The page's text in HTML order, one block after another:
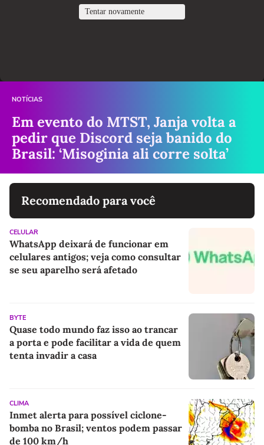
NOTÍCIAS
Em evento do MTST, Janja volta a
pedir que Discord seja banido do
Brasil: ‘Misoginia ali corre solta’
Recomendado para você
CELULAR
WhatsApp deixará de funcionar em
celulares antigos; veja como consultar
se seu aparelho será afetado
BYTE
Quase todo mundo faz isso ao trancar
a porta e pode facilitar a vida de quem
tenta invadir a casa
CLIMA
Inmet alerta para possível ciclone-
bomba no Brasil; ventos podem passar
de 100 km/h